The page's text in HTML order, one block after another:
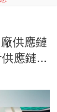
供應鏈
應鏈...